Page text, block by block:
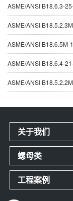
ASME/ANSI B18.6.3-
ASME/ANSI
ASME/ANSI B18.6.5M-
ASME/ANSI B18.6.4-
ASME/ANSI
关于我们
螺母类
工程案例